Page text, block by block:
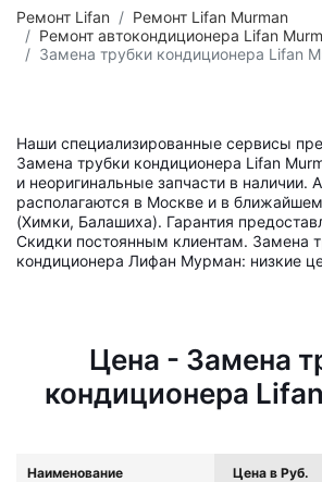
Ремонт Lifan
Ремонт Lifan Murman
Ремонт автокондиционера Lifan
Замена трубки кондиционера Lifan
Наши специализированные сервисы
Замена трубки кондиционера Lifan
и неоригинальные запчасти в наличии.
располагаются в Москве и в
(Химки, Балашиха). Гарантия
Скидки постоянным клиентам. Замена
кондиционера Лифан Мурман: низкие
Цена - Замена
кондиционера
Наименование Цена в Руб.